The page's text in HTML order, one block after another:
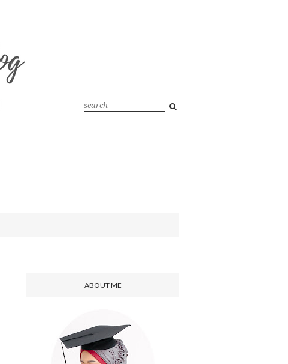
ABOUT ME